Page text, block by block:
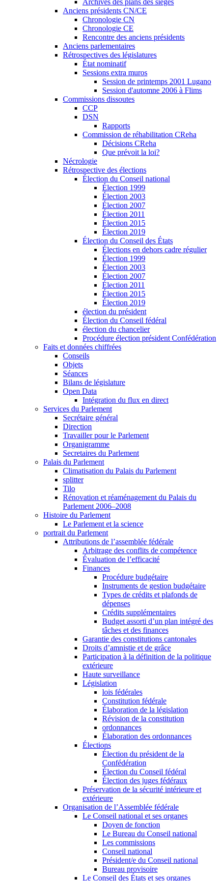
Archives des plans des sièges
Anciens présidents CN/CE
Chronologie CN
Chronologie CE
Rencontre des anciens présidents
Anciens parlementaires
Rétrospectives des législatures
État nominatif
Sessions extra muros
Session de printemps 2001 Lugano
Session d'automne 2006 à Flims
Commissions dissoutes
CCP
DSN
Rapports
Commission de réhabilitation CReha
Décisions CReha
Que prévoit la loi?
Nécrologie
Rétrospective des élections
Élection du Conseil national
Élection 1999
Élection 2003
Élection 2007
Élection 2011
Élection 2015
Élection 2019
Élection du Conseil des États
Élections en dehors cadre régulier
Élection 1999
Élection 2003
Élection 2007
Élection 2011
Élection 2015
Élection 2019
élection du président
Élection du Conseil fédéral
élection du chancelier
Procédure élection président Confédération
Faits et données chiffrées
Conseils
Objets
Séances
Bilans de législature
Open Data
Intégration du flux en direct
Services du Parlement
Secrétaire général
Direction
Travailler pour le Parlement
Organigramme
Secretaires du Parlement
Palais du Parlement
Climatisation du Palais du Parlement
splitter
Tilo
Rénovation et réaménagement du Palais du
Parlement 2006–2008
Histoire du Parlement
Le Parlement et la science
portrait du Parlement
Attributions de l’assemblée fédérale
Arbitrage des conflits de compétence
Évaluation de l’efficacité
Finances
Procédure budgétaire
Instruments de gestion budgétaire
Types de crédits et plafonds de
dépenses
Crédits supplémentaires
Budget assorti d’un plan intégré des
tâches et des finances
Garantie des constitutions cantonales
Droits d’amnistie et de grâce
Participation à la définition de la politique
extérieure
Haute surveillance
Législation
lois fédérales
Constitution fédérale
Élaboration de la législation
Révision de la constitution
ordonnances
Élaboration des ordonnances
Élections
Élection du président de la
Confédération
Élection du Conseil fédéral
Élection des juges fédéraux
Préservation de la sécurité intérieure et
extérieure
Organisation de l’Assemblée fédérale
Le Conseil national et ses organes
Doyen de fonction
Le Bureau du Conseil national
Les commissions
Conseil national
Président/e du Conseil national
Bureau provisoire
Le Conseil des États et ses organes